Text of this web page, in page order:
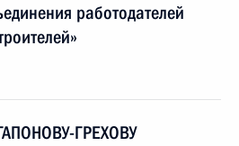
работодателей
ГРЕХОВУ